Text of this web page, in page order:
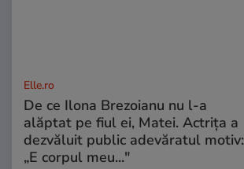
Elle.ro
De ce Ilona Brezoianu nu l-a
alăptat pe fiul ei, Matei. Actrița a
dezvăluit public adevăratul motiv:
„E corpul meu..."